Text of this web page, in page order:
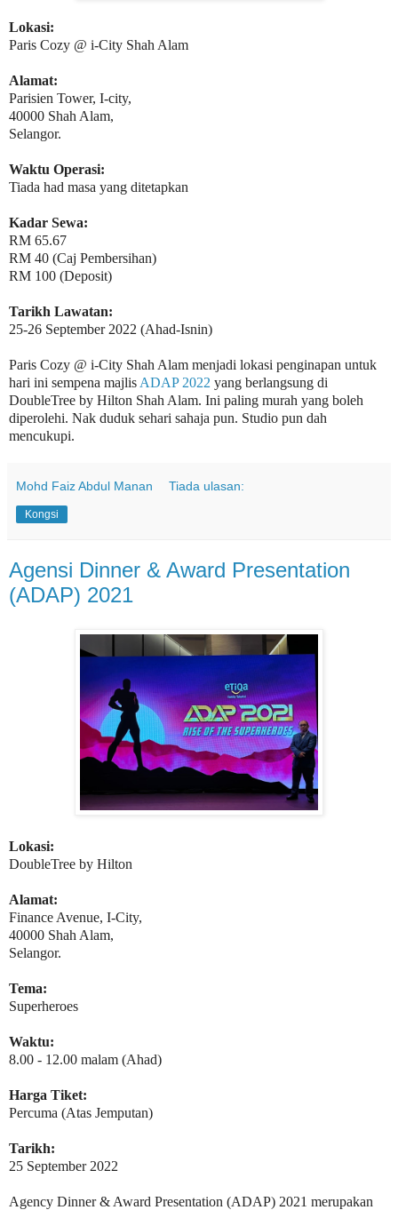
Lokasi:
Paris Cozy @ i-City Shah Alam
Alamat:
Parisien Tower, I-city,
40000 Shah Alam,
Selangor.
Waktu Operasi:
Tiada had masa yang ditetapkan
Kadar Sewa:
RM 65.67
RM 40 (Caj Pembersihan)
RM 100 (Deposit)
Tarikh Lawatan:
25-26 September 2022 (Ahad-Isnin)
Paris Cozy @ i-City Shah Alam menjadi lokasi penginapan untuk
hari ini sempena majlis ADAP 2022 yang berlangsung di
DoubleTree by Hilton Shah Alam. Ini paling murah yang boleh
diperolehi. Nak duduk sehari sahaja pun. Studio pun dah
mencukupi.
Mohd Faiz Abdul Manan Tiada ulasan:
Kongsi
Agensi Dinner & Award Presentation
(ADAP) 2021
Lokasi:
DoubleTree by Hilton
Alamat:
Finance Avenue, I-City,
40000 Shah Alam,
Selangor.
Tema:
Superheroes
Waktu:
8.00 - 12.00 malam (Ahad)
Harga Tiket:
Percuma (Atas Jemputan)
Tarikh:
25 September 2022
Agency Dinner & Award Presentation (ADAP) 2021 merupakan